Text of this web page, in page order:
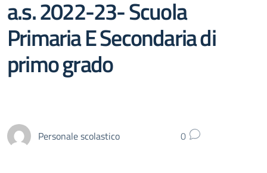
a.s. 2022-23- Scuola
Primaria E Secondaria di
primo grado
Personale scolastico 0